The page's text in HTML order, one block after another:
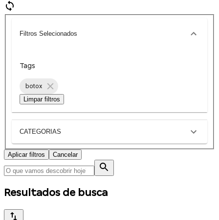
Filtros Selecionados
Tags
botox
Limpar filtros
CATEGORIAS
Aplicar filtros Cancelar
Resultados de busca